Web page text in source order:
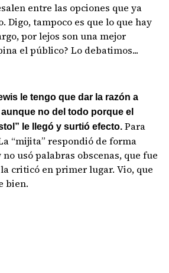
entre las opciones que ya
Digo, tampoco es que lo que hay
por lejos son una mejor
el público? Lo debatimos...
le tengo que dar la razón a
no del todo porque el
le llegó y surtió efecto.Para
“mijita” respondió de forma
usó palabras obscenas, que fue
criticó en primer lugar. Vio, que
bien.